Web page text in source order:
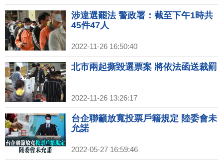
涉違選罷法 警政署：截至下午1時共
45件47人
2022-11-26 16:50:40
北市兩起撕毀選票案 將依法函送裁罰
2022-11-26 13:26:17
台企聯籲放寬投票戶籍規定 陸委會未
允諾
2022-05-27 16:59:46